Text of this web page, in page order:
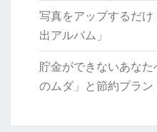
写真をアップするだ
出アルバム」
貯金ができないあな
のムダ」と節約プラン